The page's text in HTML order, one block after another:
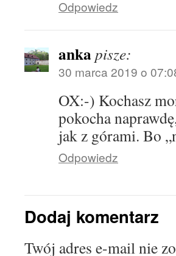
Odpowiedz
ankapisze:
30 marca 2019 o
OX:-) Kochasz
pokocha
jak z górami. Bo
Odpowiedz
Dodaj komentarz
Twój adres e-mail nie